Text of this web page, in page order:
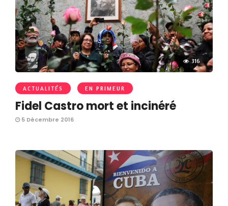
316
ACTUALITÉS EN PRIMEUR
Fidel Castro mort et incinéré
5 Décembre 2016